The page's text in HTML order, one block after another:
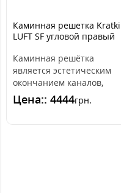
Каминная решетка Kratki
LUFT SF угловой правый
Каминная решётка
является эстетическим
окончанием каналов,
распределяющих горячий
воздух из камина.О..
Цена:: 4444грн.